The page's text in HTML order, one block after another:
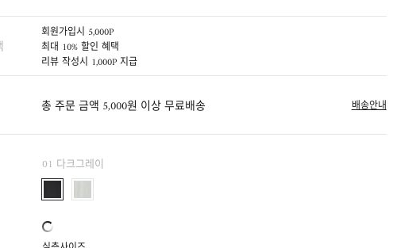
회원가입시 5,000P
최대 10% 할인 혜택
리뷰 작성시 1,000P 지급
총 주문 금액 5,000원 이상 무료배송 배송안내
01 다크그레이